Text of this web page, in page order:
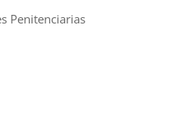
Penitenciarias